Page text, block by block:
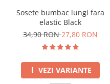
Sosete bumbac lungi fara
elastic Black
34,90 RON27,80 RON
VEZI VARIANTE